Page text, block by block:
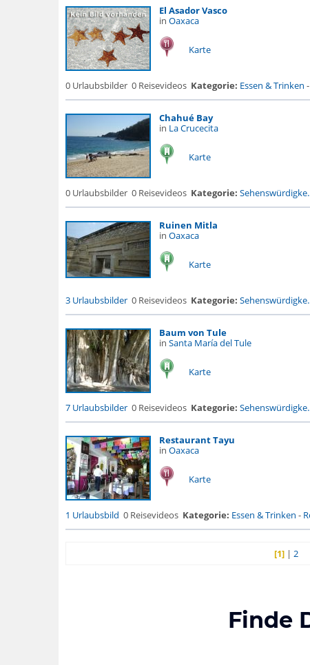
El Asador Vasco
in Oaxaca
Karte
0 Urlaubsbilder 0 Reisevideos Kategorie: Essen & Trinken -
Chahué Bay
in La Crucecita
Karte
0 Urlaubsbilder 0 Reisevideos Kategorie:
Ruinen Mitla
in Oaxaca
Karte
3 Urlaubsbilder 0 Reisevideos Kategorie:
Baum von Tule
in Santa María del Tule
Karte
7 Urlaubsbilder 0 Reisevideos Kategorie:
Restaurant Tayu
in Oaxaca
Karte
1 Urlaubsbild 0 Reisevideos Kategorie: Essen & Trinken -
[1]| 2
Finde